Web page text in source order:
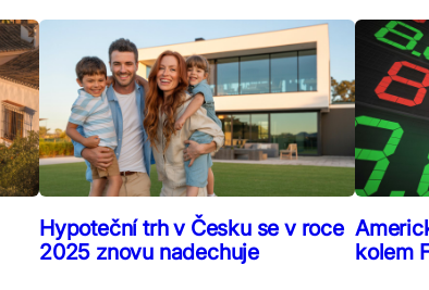
Hypoteční trh v Česku se v roce
2025 znovu nadechuje
kolem